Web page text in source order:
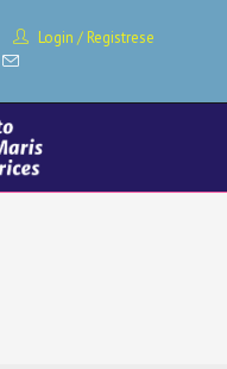
Login / Registrese